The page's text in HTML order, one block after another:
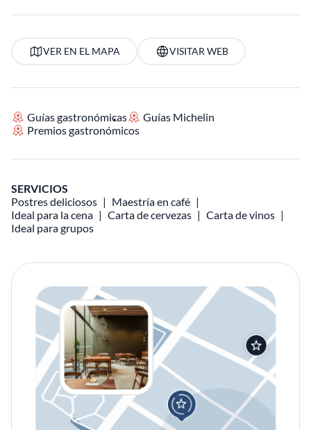
VER EN EL MAPA VISITAR WEB
Guías gastronómicas
Guías Michelin
Premios gastronómicos
SERVICIOS
Postres deliciosos
Maestría en café
Ideal para la cena
Carta de cervezas
Carta de vinos
Ideal para grupos